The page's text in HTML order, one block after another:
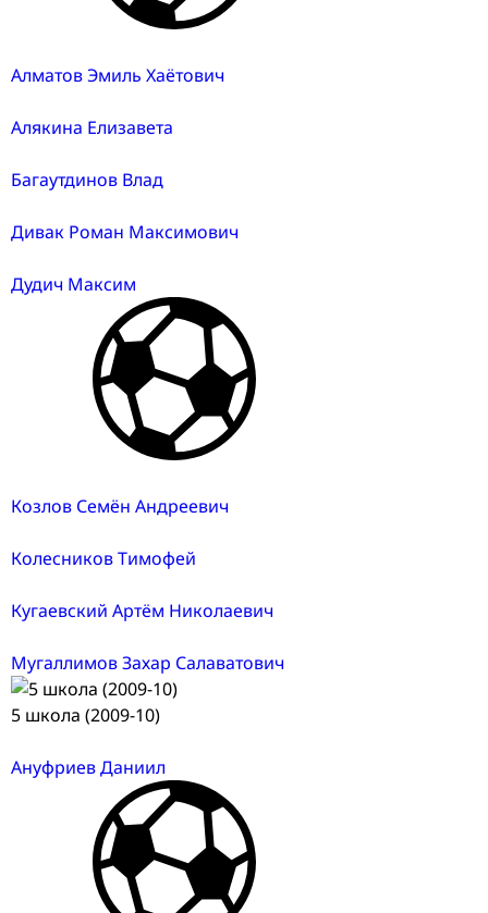
Алматов Эмиль Хаётович
Алякина Елизавета
Багаутдинов Влад
Дивак Роман Максимович
Дудич Максим
Козлов Семён Андреевич
Колесников Тимофей
Кугаевский Артём Николаевич
Мугаллимов Захар Салаватович
5 школа (2009-10)
Ануфриев Даниил